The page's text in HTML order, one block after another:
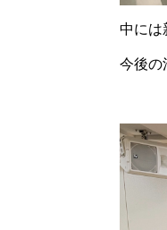
中には
今後の